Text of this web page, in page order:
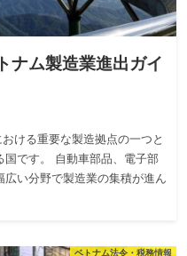
ナム製造業進出ガイ
ける重要な製造拠点の一つと
国です。 自動車部品、電子部
い分野で製造業の集積が進ん
ベトナム法令・税務情報